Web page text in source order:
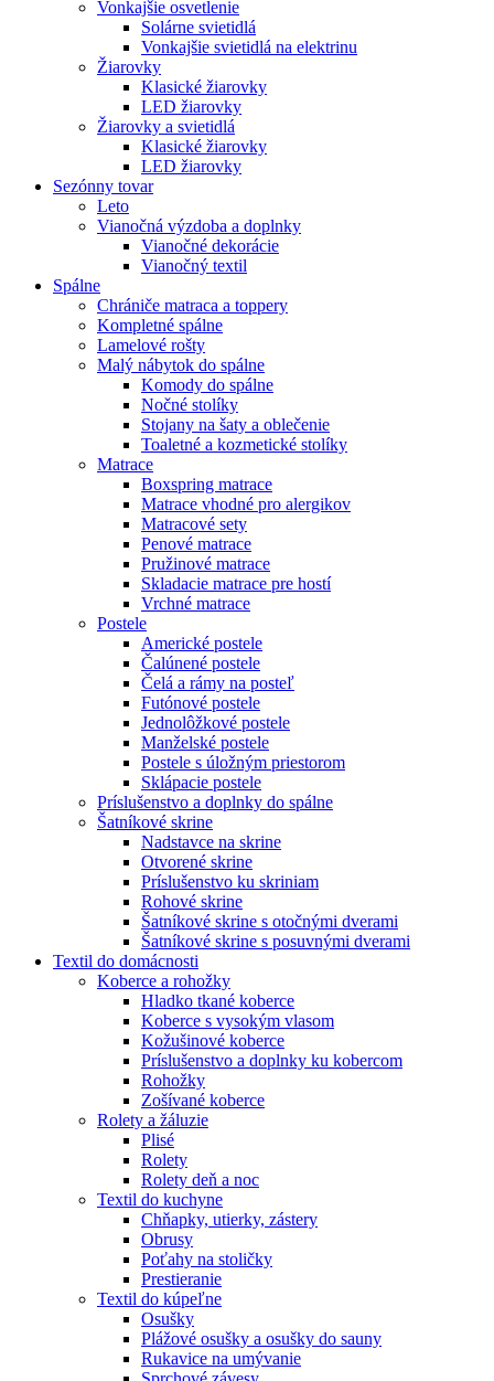
Vonkajšie osvetlenie
Solárne svietidlá
Vonkajšie svietidlá na elektrinu
Žiarovky
Klasické žiarovky
LED žiarovky
Žiarovky a svietidlá
Klasické žiarovky
LED žiarovky
Sezónny tovar
Leto
Vianočná výzdoba a doplnky
Vianočné dekorácie
Vianočný textil
Spálne
Chrániče matraca a toppery
Kompletné spálne
Lamelové rošty
Malý nábytok do spálne
Komody do spálne
Nočné stolíky
Stojany na šaty a oblečenie
Toaletné a kozmetické stolíky
Matrace
Boxspring matrace
Matrace vhodné pro alergikov
Matracové sety
Penové matrace
Pružinové matrace
Skladacie matrace pre hostí
Vrchné matrace
Postele
Americké postele
Čalúnené postele
Čelá a rámy na posteľ
Futónové postele
Jednolôžkové postele
Manželské postele
Postele s úložným priestorom
Sklápacie postele
Príslušenstvo a doplnky do spálne
Šatníkové skrine
Nadstavce na skrine
Otvorené skrine
Príslušenstvo ku skriniam
Rohové skrine
Šatníkové skrine s otočnými dverami
Šatníkové skrine s posuvnými dverami
Textil do domácnosti
Koberce a rohožky
Hladko tkané koberce
Koberce s vysokým vlasom
Kožušinové koberce
Príslušenstvo a doplnky ku kobercom
Rohožky
Zošívané koberce
Rolety a žáluzie
Plisé
Rolety
Rolety deň a noc
Textil do kuchyne
Chňapky, utierky, zástery
Obrusy
Poťahy na stoličky
Prestieranie
Textil do kúpeľne
Osušky
Plážové osušky a osušky do sauny
Rukavice na umývanie